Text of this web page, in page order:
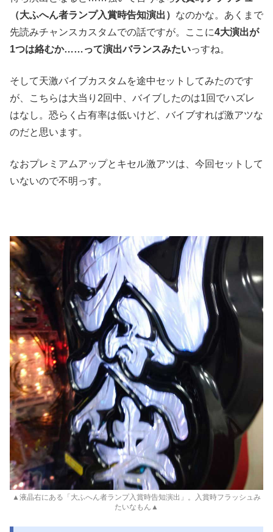
（大ふへん者ランプ入賞時告知演出） なのかな。あくまで
先読みチャンスカスタムでの話ですが。ここに4大演出が
1つは絡むか……って演出バランスみたいっすね。
そして天激バイブカスタムを途中セットしてみたのです
が、こちらは大当り2回中、バイブしたのは1回でハズレ
はなし。恐らく占有率は低いけど、バイブすれば激アツな
のだと思います。
なおプレミアムアップとキセル激アツは、今回セットして
いないので不明っす。
▲液晶右にある「大ふへん者ランプ入賞時告知演出」。入賞時フラッシュみ
たいなもん▲